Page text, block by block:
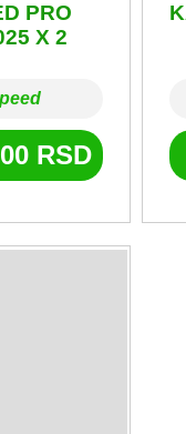
PRO
X 2
RSD